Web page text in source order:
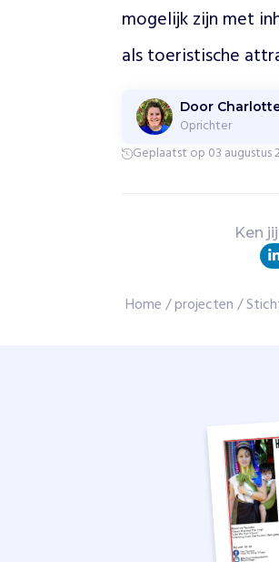
/
l
o
g
n
e
k
i
mogelijk zijn met
als toeristische
Door
Oprichter
Geplaatst op 03 augustus
Ken
Home /projecten /